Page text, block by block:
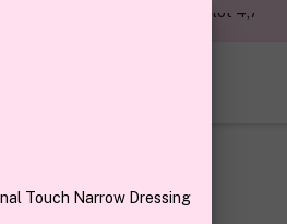
1,5 miljon kunder – Trustpilot 4,7
Touch Narrow Dressing